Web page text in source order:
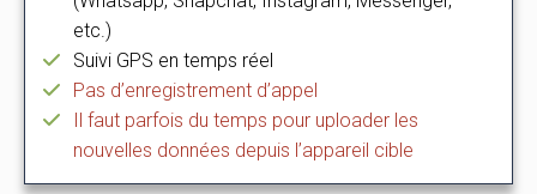
etc.)
Suivi GPS en temps réel
Pas d’enregistrement d’appel
Il faut parfois du temps pour uploader les
nouvelles données depuis l’appareil cible